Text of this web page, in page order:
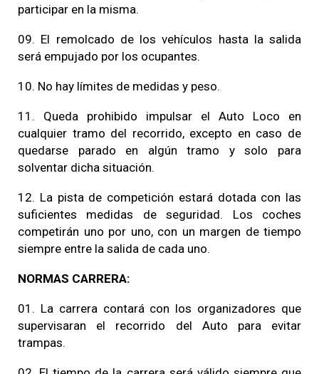
participar en la misma.
09. El remolcado de los vehículos hasta la salida
será empujado por los ocupantes.
10. No hay límites de medidas y peso.
11. Queda prohibido impulsar el Auto Loco en
cualquier tramo del recorrido, excepto en caso de
quedarse parado en algún tramo y solo para
solventar dicha situación.
12. La pista de competición estará dotada con las
suficientes medidas de seguridad. Los coches
competirán uno por uno, con un margen de tiempo
siempre entre la salida de cada uno.
NORMAS CARRERA:
01. La carrera contará con los organizadores que
supervisaran el recorrido del Auto para evitar
trampas.